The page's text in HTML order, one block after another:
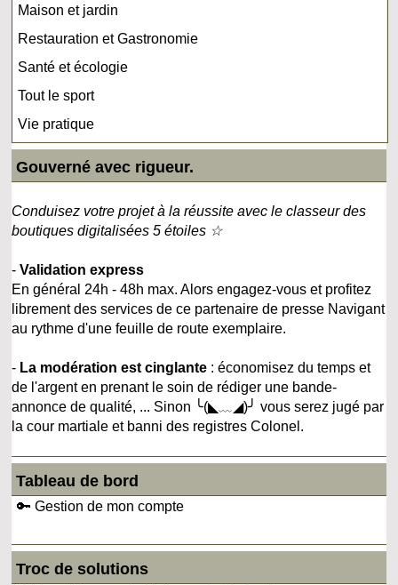
Maison et jardin
Restauration et Gastronomie
Santé et écologie
Tout le sport
Vie pratique
Gouverné avec rigueur.
Conduisez votre projet à la réussite avec le classeur des
boutiques digitalisées 5 étoiles ☆
-Validation express
En général 24h - 48h max. Alors engagez-vous et profitez
librement des services de ce partenaire de presse Navigant
au rythme d'une feuille de route exemplaire.
- La modération est cinglante : économisez du temps et
de l'argent en prenant le soin de rédiger une bande-
annonce de qualité, ... Sinon ╰(◣﹏◢)╯ vous serez jugé par
la cour martiale et banni des registres Colonel.
Tableau de bord
🔑 Gestion de mon compte
Troc de solutions